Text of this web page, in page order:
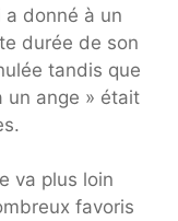
donné à un
durée de son
tandis que
un ange » était
va plus loin
favoris